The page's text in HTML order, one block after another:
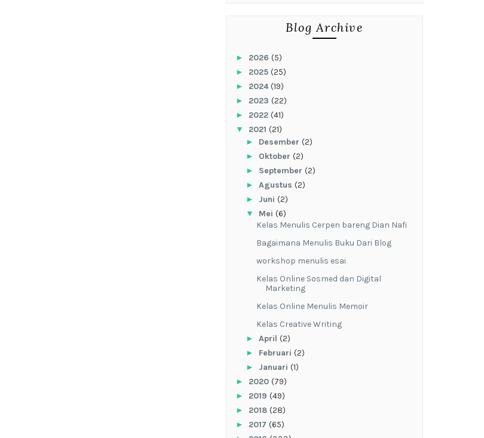
Blog Archive
► 2026 (5)
► 2025 (25)
► 2024(19)
► 2023 (22)
► 2022 (41)
▼ 2021 (21)
► Desember (2)
► Oktober (2)
► September (2)
► Agustus (2)
► Juni (2)
▼ Mei (6)
Kelas Menulis Cerpen bareng Dian Nafi
Bagaimana Menulis Buku Dari Blog
workshop menulis esai
Kelas Online Sosmed dan Digital
Marketing
Kelas Online Menulis Memoir
Kelas Creative Writing
► April (2)
► Februari (2)
► Januari (1)
► 2020 (79)
► 2019 (49)
► 2018 (28)
► 2017 (65)